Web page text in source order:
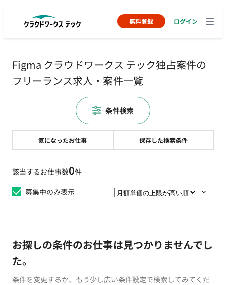
無料登録 ログイン
Figma クラウドワークス テック独占案件の
フリーランス求人・案件一覧
該当するお仕事数0件
募集中のみ表示
お探しの条件のお仕事は見つかりませんでし
た。
条件を変更するか、もう少し広い条件設定で検索してみてくだ
気になったお仕事 保存した検索条件
条件検索